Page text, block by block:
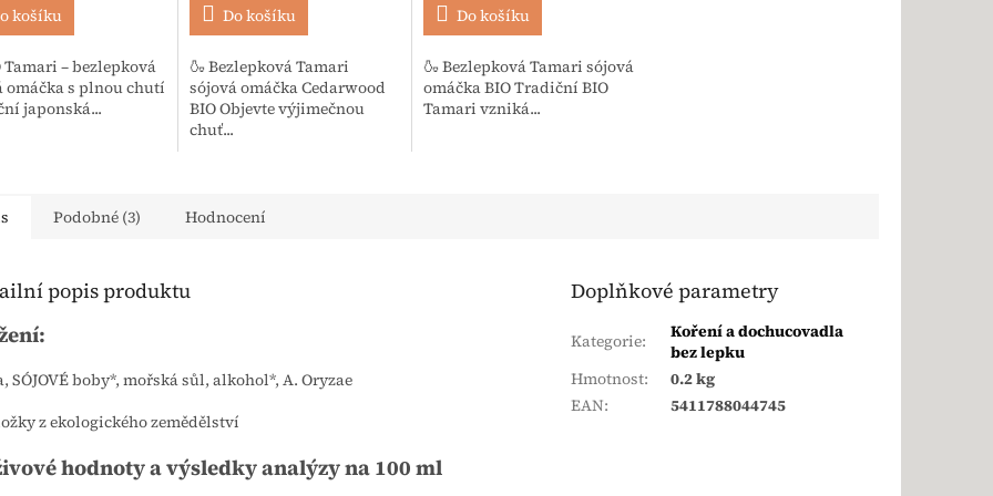
košíku
Tamari – bezlepková
omáčka s plnou chutí
japonská...
Do košíku
🍶 Bezlepková Tamari
sójová omáčka Cedarwood
BIO Objevte výjimečnou
chuť...
Do košíku
🍶 Bezlepková Tamari sójová
omáčka BIO Tradiční BIO
Tamari vzniká...
Podobné (3) Hodnocení
popis produktu
SÓJOVÉ boby*, mořská sůl, alkohol*, A. Oryzae
z ekologického zemědělství
hodnoty a výsledky analýzy na 100 ml
Doplňkové parametry
Kategorie:
Koření a dochucovadla
bez lepku
Hmotnost:
0.2 kg
EAN: 5411788044745